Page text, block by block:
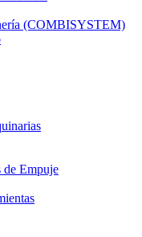
(COMBISYSTEM)
de Empuje